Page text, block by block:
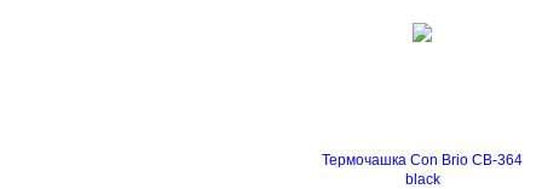
Термочашка Con Brio CB-364
black